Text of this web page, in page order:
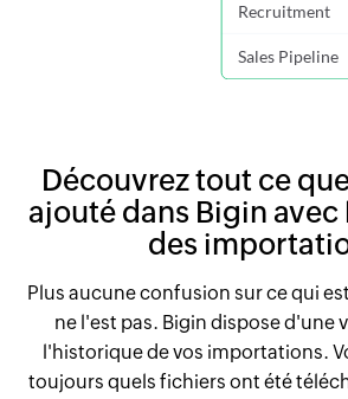
Découvrez tout ce
ajouté dans Bigin
des
Plus aucune confusion sur ce qui
ne l'est pas. Bigin dispose d'une
l'historique de vos importations.
toujours quels fichiers ont été